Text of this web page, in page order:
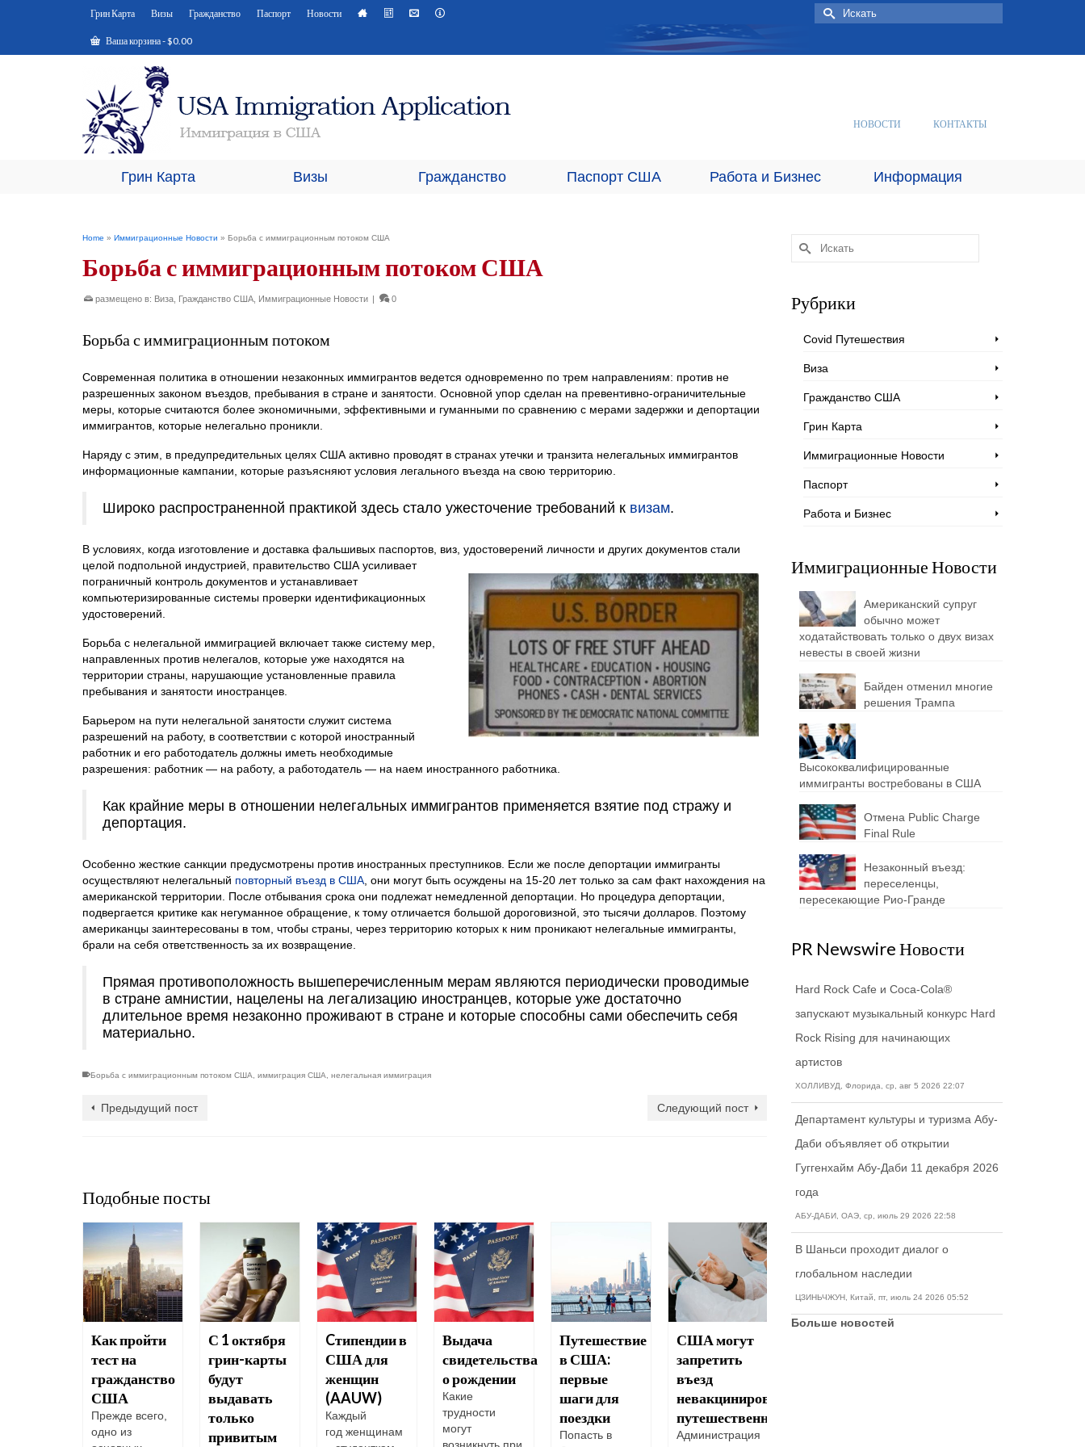
Грин Карта Визы Гражданство Паспорт Новости
Ваша корзина-$0.00
Искать:
НОВОСТИ КОНТАКТЫ
Грин Карта Визы Гражданство Паспорт США Работа и Бизнес Информация
Home » Иммиграционные Новости » Борьба с иммиграционным потоком США
Борьба с иммиграционным потоком США
размещено в: Виза Гражданство США Иммиграционные Новости | 0
Борьба с иммиграционным потоком
Современная политика в отношении незаконных иммигрантов ведется одновременно по трем направлениям: против не
разрешенных законом въездов, пребывания в стране и занятости. Основной упор сделан на превентивно-ограничительные
меры, которые считаются более экономичными, эффективными и гуманными по сравнению с мерами задержки и депортации
иммигрантов, которые нелегально проникли.
Наряду с этим, в предупредительных целях США активно проводят в странах утечки и транзита нелегальных иммигрантов
информационные кампании, которые разъясняют условия легального въезда на свою территорию.
Широко распространенной практикой здесь стало ужесточение требований к визам.
В условиях, когда изготовление и доставка фальшивых паспортов, виз, удостоверений личности и других документов стали
целой подпольной индустрией, правительство США усиливает
пограничный контроль документов и устанавливает
компьютеризированные системы проверки идентификационных
удостоверений.
Борьба с нелегальной иммиграцией включает также систему мер,
направленных против нелегалов, которые уже находятся на
территории страны, нарушающие установленные правила
пребывания и занятости иностранцев.
Барьером на пути нелегальной занятости служит система
разрешений на работу, в соответствии с которой иностранный
работник и его работодатель должны иметь необходимые
разрешения: работник — на работу, а работодатель — на наем иностранного работника.
Как крайние меры в отношении нелегальных иммигрантов применяется взятие под стражу и
депортация.
Особенно жесткие санкции предусмотрены против иностранных преступников. Если же после депортации иммигранты
осуществляют нелегальный повторный въезд в США , они могут быть осуждены на 15-20 лет только за сам факт нахождения на
американской территории. После отбывания срока они подлежат немедленной депортации. Но процедура депортации,
подвергается критике как негуманное обращение, к тому отличается большой дороговизной, это тысячи долларов. Поэтому
американцы заинтересованы в том, чтобы страны, через территорию которых к ним проникают нелегальные иммигранты,
брали на себя ответственность за их возвращение.
Прямая противоположность вышеперечисленным мерам являются периодически проводимые
в стране амнистии, нацелены на легализацию иностранцев, которые уже достаточно
длительное время незаконно проживают в стране и которые способны сами обеспечить себя
материально.
Борьба с иммиграционным потоком США иммиграция США нелегальная иммиграция
Предыдущий пост Следующий пост
Подобные посты
Как пройти
тест на
гражданство
США
Прежде всего,
одно из
С 1 октября
грин-карты
будут
выдавать
только
привитым
Cтипендии в
США для
женщин
(AAUW)
Каждый
год женщинам
Выдача
свидетельства
о рождении
Какие
трудности
могут
Путешествие
в США:
первые
шаги для
поездки
Попасть в
США могут
запретить
въезд
невакцинированным
путешественникам
Администрация
Искать:
Рубрики
Covid Путешествия
Виза
Гражданство США
Грин Карта
Иммиграционные Новости
Паспорт
Работа и Бизнес
Иммиграционные Новости
Американский супруг
обычно может
ходатайствовать только о двух визах
невесты в своей жизни
Байден отменил многие
решения Трампа
Высококвалифицированные
иммигранты востребованы в США
Отмена Public Charge
Final Rule
Незаконный въезд:
переселенцы,
пересекающие Рио-Гранде
PR Newswire Новости
Hard Rock Cafe и Coca-Cola®
запускают музыкальный конкурс Hard
Rock Rising для начинающих
артистов
ХОЛЛИВУД, Флорида, ср, авг 5 2026 22:07
Департамент культуры и туризма Абу-
Даби объявляет об открытии
Гуггенхайм Абу-Даби 11 декабря 2026
года
АБУ-ДАБИ, ОАЭ, ср, июль 29 2026 22:58
В Шаньси проходит диалог о
глобальном наследии
ЦЗИНЬЧЖУН, Китай, пт, июль 24 2026 05:52
Больше новостей